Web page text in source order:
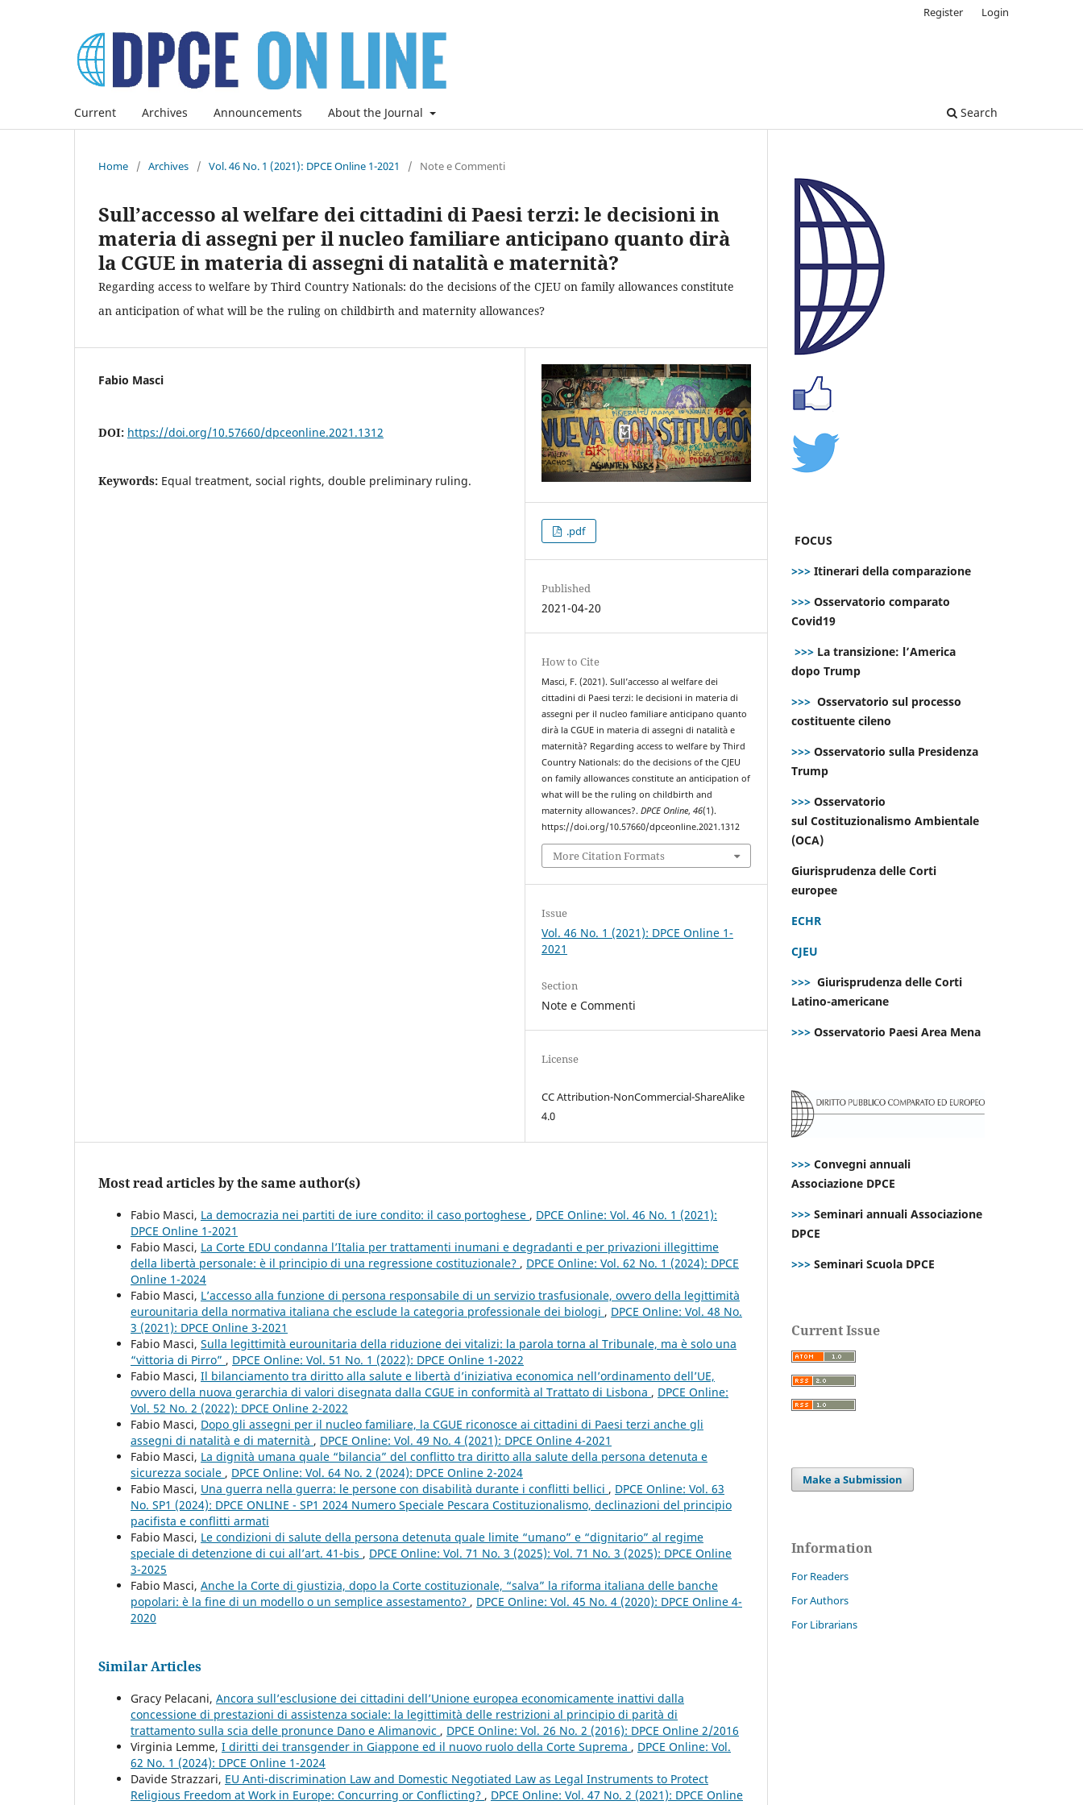
Current Archives Announcements About the Journal Search
Register Login
Home / Archives / Vol. 46 No. 1 (2021): DPCE Online 1-2021 / Note e Commenti
Sull’accesso al welfare dei cittadini di Paesi terzi: le decisioni in
materia di assegni per il nucleo familiare anticipano quanto dirà
la CGUE in materia di assegni di natalità e maternità?
Regarding access to welfare by Third Country Nationals: do the decisions of the CJEU on family allowances constitute
an anticipation of what will be the ruling on childbirth and maternity allowances?
Fabio Masci
DOI: https://doi.org/10.57660/dpceonline.2021.1312
Keywords: Equal treatment, social rights, double preliminary ruling.
.pdf
Published
2021-04-20
How to Cite
Masci, F. (2021). Sull’accesso al welfare dei
cittadini di Paesi terzi: le decisioni in materia di
assegni per il nucleo familiare anticipano quanto
dirà la CGUE in materia di assegni di natalità e
maternità? Regarding access to welfare by Third
Country Nationals: do the decisions of the CJEU
on family allowances constitute an anticipation of
what will be the ruling on childbirth and
maternity allowances?.DPCE Online,46(1).
https://doi.org/10.57660/dpceonline.2021.1312
More Citation Formats
Issue
Vol. 46 No. 1 (2021): DPCE Online 1-
2021
Section
Note e Commenti
License
CC Attribution-NonCommercial-ShareAlike
4.0
Most read articles by the same author(s)
Fabio Masci, La democrazia nei partiti de iure condito: il caso portoghese , DPCE Online: Vol. 46 No. 1 (2021):
DPCE Online 1-2021
Fabio Masci, La Corte EDU condanna l’Italia per trattamenti inumani e degradanti e per privazioni illegittime
della libertà personale: è il principio di una regressione costituzionale? , DPCE Online: Vol. 62 No. 1 (2024): DPCE
Online 1-2024
Fabio Masci, L’accesso alla funzione di persona responsabile di un servizio trasfusionale, ovvero della legittimità
eurounitaria della normativa italiana che esclude la categoria professionale dei biologi , DPCE Online: Vol. 48 No.
3 (2021): DPCE Online 3-2021
Fabio Masci, Sulla legittimità eurounitaria della riduzione dei vitalizi: la parola torna al Tribunale, ma è solo una
“vittoria di Pirro” , DPCE Online: Vol. 51 No. 1 (2022): DPCE Online 1-2022
Fabio Masci, Il bilanciamento tra diritto alla salute e libertà d’iniziativa economica nell’ordinamento dell’UE,
ovvero della nuova gerarchia di valori disegnata dalla CGUE in conformità al Trattato di Lisbona , DPCE Online:
Vol. 52 No. 2 (2022): DPCE Online 2-2022
Fabio Masci, Dopo gli assegni per il nucleo familiare, la CGUE riconosce ai cittadini di Paesi terzi anche gli
assegni di natalità e di maternità , DPCE Online: Vol. 49 No. 4 (2021): DPCE Online 4-2021
Fabio Masci, La dignità umana quale “bilancia” del conflitto tra diritto alla salute della persona detenuta e
sicurezza sociale , DPCE Online: Vol. 64 No. 2 (2024): DPCE Online 2-2024
Fabio Masci, Una guerra nella guerra: le persone con disabilità durante i conflitti bellici , DPCE Online: Vol. 63
No. SP1 (2024): DPCE ONLINE - SP1 2024 Numero Speciale Pescara Costituzionalismo, declinazioni del principio
pacifista e conflitti armati
Fabio Masci, Le condizioni di salute della persona detenuta quale limite “umano” e “dignitario” al regime
speciale di detenzione di cui all’art. 41-bis , DPCE Online: Vol. 71 No. 3 (2025): Vol. 71 No. 3 (2025): DPCE Online
3-2025
Fabio Masci, Anche la Corte di giustizia, dopo la Corte costituzionale, “salva” la riforma italiana delle banche
popolari: è la fine di un modello o un semplice assestamento? , DPCE Online: Vol. 45 No. 4 (2020): DPCE Online 4-
2020
Similar Articles
Gracy Pelacani, Ancora sull’esclusione dei cittadini dell’Unione europea economicamente inattivi dalla
concessione di prestazioni di assistenza sociale: la legittimità delle restrizioni al principio di parità di
trattamento sulla scia delle pronunce Dano e Alimanovic , DPCE Online: Vol. 26 No. 2 (2016): DPCE Online 2/2016
Virginia Lemme, I diritti dei transgender in Giappone ed il nuovo ruolo della Corte Suprema , DPCE Online: Vol.
62 No. 1 (2024): DPCE Online 1-2024
Davide Strazzari, EU Anti-discrimination Law and Domestic Negotiated Law as Legal Instruments to Protect
Religious Freedom at Work in Europe: Concurring or Conflicting? , DPCE Online: Vol. 47 No. 2 (2021): DPCE Online
FOCUS
>>> Itinerari della comparazione
>>> Osservatorio comparato
Covid19
>>> La transizione: l’America
dopo Trump
>>> Osservatorio sul processo
costituente cileno
>>> Osservatorio sulla Presidenza
Trump
>>> Osservatorio
sul Costituzionalismo Ambientale
(OCA)
Giurisprudenza delle Corti
europee
ECHR
CJEU
>>> Giurisprudenza delle Corti
Latino-americane
>>> Osservatorio Paesi Area Mena
>>> Convegni annuali
Associazione DPCE
>>> Seminari annuali Associazione
DPCE
>>> Seminari Scuola DPCE
Current Issue
Make a Submission
Information
For Readers
For Authors
For Librarians